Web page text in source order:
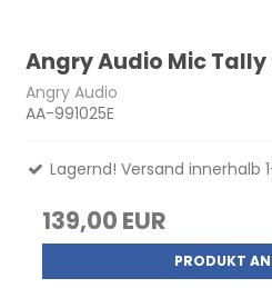
Angry Audio Mic Tally
Angry Audio
AA-991025E
Lagernd! Versand innerhalb
139,00 EUR
PRODUKT